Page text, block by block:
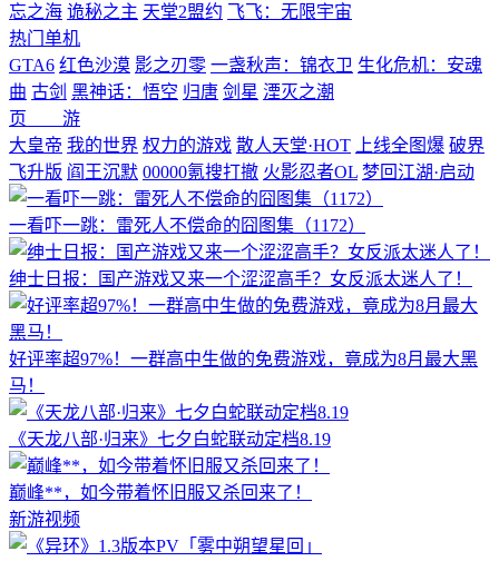
忘之海 诡秘之主 天堂2盟约 飞飞：无限宇宙
热门单机
GTA6 红色沙漠 影之刃零 一盏秋声：锦衣卫 生化危机：安魂
曲 古剑 黑神话：悟空 归唐 剑星 湮灭之潮
页 游
大皇帝 我的世界 权力的游戏 散人天堂·HOT 上线全图爆 破界
飞升版 阎王沉默 00000氪搜打撤 火影忍者OL 梦回江湖·启动
一看吓一跳：雷死人不偿命的囧图集（1172）
绅士日报：国产游戏又来一个涩涩高手？女反派太迷人了！
好评率超97%！一群高中生做的免费游戏，竟成为8月最大黑
马！
《天龙八部·归来》七夕白蛇联动定档8.19
巅峰**，如今带着怀旧服又杀回来了！
新游视频